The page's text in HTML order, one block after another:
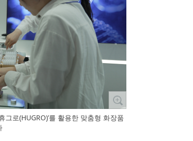
그로(HUGRO)’를 활용한 맞춤형 화장품